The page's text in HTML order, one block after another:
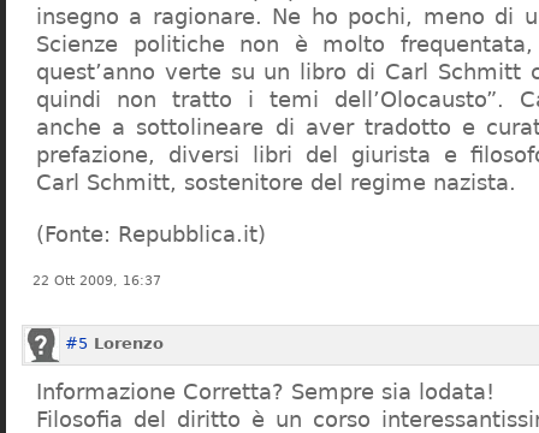
insegno a ragionare. Ne ho pochi, meno di
Scienze politiche non è molto
quest’anno verte su un libro di Carl Schmitt
quindi non tratto i temi dell’Olocausto”.
anche a sottolineare di aver tradotto e
prefazione, diversi libri del giurista e
Carl Schmitt, sostenitore del regime nazista.
(Fonte: Repubblica.it)
22 Ott 2009, 16:37
#5 Lorenzo
Informazione Corretta? Sempre sia lodata!
Filosofia del diritto è un corso